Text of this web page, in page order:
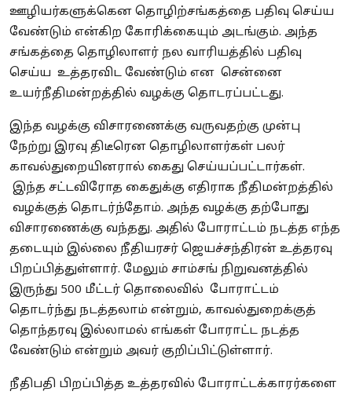
ஊழியர்களுக்கென தொழிற்சங்கத்தை பதிவு செய்ய
வேண்டும் என்கிற கோரிக்கையும் அடங்கும். அந்த
சங்கத்தை தொழிலாளர் நல வாரியத்தில் பதிவு
செய்ய உத்தரவிட வேண்டும் என சென்னை
உயர்நீதிமன்றத்தில் வழக்கு தொடரப்பட்டது.
இந்த வழக்கு விசாரணைக்கு வருவதற்கு முன்பு
நேற்று இரவு திடீரென தொழிலாளர்கள் பலர்
காவல்துறையினரால் கைது செய்யப்பட்டார்கள்.
இந்த சட்டவிரோத கைதுக்கு எதிராக நீதிமன்றத்தில்
வழக்குத் தொடர்ந்தோம். அந்த வழக்கு தற்போது
விசாரணைக்கு வந்தது. அதில் போராட்டம் நடத்த எந்த
தடையும் இல்லை நீதியரசர் ஜெயச்சந்திரன் உத்தரவு
பிறப்பித்துள்ளார். மேலும் சாம்சங் நிறுவனத்தில்
இருந்து 500 மீட்டர் தொலைவில் போராட்டம்
தொடர்ந்து நடத்தலாம் என்றும், காவல்துறைக்குத்
தொந்தரவு இல்லாமல் எங்கள் போராட்ட நடத்த
வேண்டும் என்றும் அவர் குறிப்பிட்டுள்ளார்.
நீதிபதி பிறப்பித்த உத்தரவில் போராட்டக்காரர்களை